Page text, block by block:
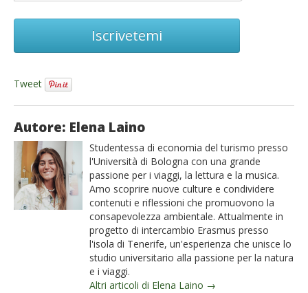
Iscrivetemi
Tweet
Autore: Elena Laino
Studentessa di economia del turismo presso
l'Università di Bologna con una grande
passione per i viaggi, la lettura e la musica.
Amo scoprire nuove culture e condividere
contenuti e riflessioni che promuovono la
consapevolezza ambientale. Attualmente in
progetto di intercambio Erasmus presso
l'isola di Tenerife, un'esperienza che unisce lo
studio universitario alla passione per la natura
e i viaggi.
Altri articoli di Elena Laino →